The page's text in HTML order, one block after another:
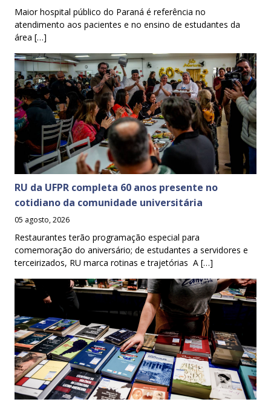
Maior hospital público do Paraná é referência no
atendimento aos pacientes e no ensino de estudantes da
área […]
RU da UFPR completa 60 anos presente no
cotidiano da comunidade universitária
05 agosto, 2026
Restaurantes terão programação especial para
comemoração do aniversário; de estudantes a servidores e
terceirizados, RU marca rotinas e trajetórias A […]